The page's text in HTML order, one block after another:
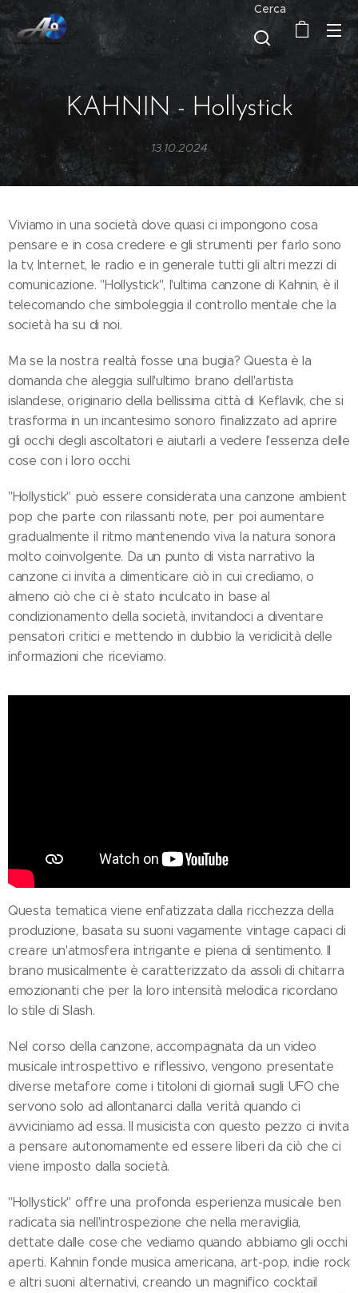
Cerca
KAHNIN - Hollystick
13.10.2024
Viviamo in una società dove quasi ci impongono cosa
pensare e in cosa credere e gli strumenti per farlo sono
la tv, Internet, le radio e in generale tutti gli altri mezzi di
comunicazione. "Hollystick", l'ultima canzone di Kahnin, è il
telecomando che simboleggia il controllo mentale che la
società ha su di noi.
Ma se la nostra realtà fosse una bugia? Questa è la
domanda che aleggia sull'ultimo brano dell'artista
islandese, originario della bellissima città di Keflavik, che si
trasforma in un incantesimo sonoro finalizzato ad aprire
gli occhi degli ascoltatori e aiutarli a vedere l'essenza delle
cose con i loro occhi.
"Hollystick" può essere considerata una canzone ambient
pop che parte con rilassanti note, per poi aumentare
gradualmente il ritmo mantenendo viva la natura sonora
molto coinvolgente. Da un punto di vista narrativo la
canzone ci invita a dimenticare ciò in cui crediamo, o
almeno ciò che ci è stato inculcato in base al
condizionamento della società, invitandoci a diventare
pensatori critici e mettendo in dubbio la veridicità delle
informazioni che riceviamo.
Questa tematica viene enfatizzata dalla ricchezza della
produzione, basata su suoni vagamente vintage capaci di
creare un'atmosfera intrigante e piena di sentimento. Il
brano musicalmente è caratterizzato da assoli di chitarra
emozionanti che per la loro intensità melodica ricordano
lo stile di Slash.
Nel corso della canzone, accompagnata da un video
musicale introspettivo e riflessivo, vengono presentate
diverse metafore come i titoloni di giornali sugli UFO che
servono solo ad allontanarci dalla verità quando ci
avviciniamo ad essa. Il musicista con questo pezzo ci invita
a pensare autonomamente ed essere liberi da ciò che ci
viene imposto dalla società.
"Hollystick" offre una profonda esperienza musicale ben
radicata sia nell'introspezione che nella meraviglia,
dettate dalle cose che vediamo quando abbiamo gli occhi
aperti. Kahnin fonde musica americana, art-pop, indie rock
e altri suoni alternativi, creando un magnifico cocktail